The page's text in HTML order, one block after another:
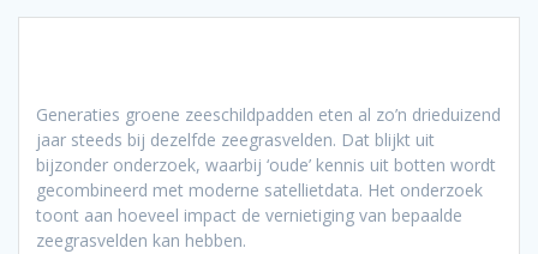
Generaties groene zeeschildpadden eten al zo’n drieduizend
jaar steeds bij dezelfde zeegrasvelden. Dat blijkt uit
bijzonder onderzoek, waarbij ‘oude’ kennis uit botten wordt
gecombineerd met moderne satellietdata. Het onderzoek
toont aan hoeveel impact de vernietiging van bepaalde
zeegrasvelden kan hebben.